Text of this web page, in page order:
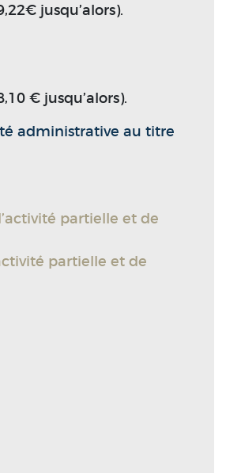
jusqu’alors).
€ jusqu’alors).
administrative au titre
partielle et de
partielle et de